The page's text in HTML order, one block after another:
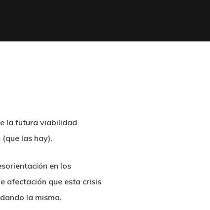
la futura viabilidad
las hay).
en los
afectación que esta crisis
la misma.